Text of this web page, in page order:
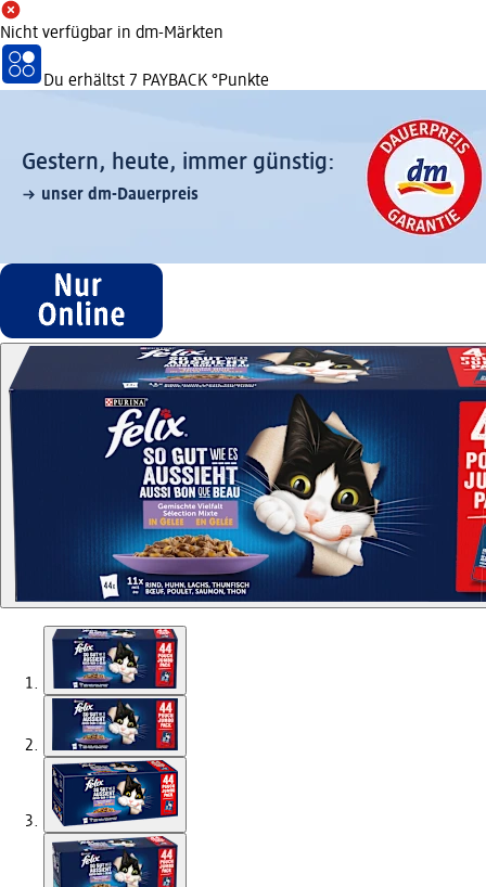
Nicht verfügbar in dm-Märkten
Du erhältst 7 PAYBACK °Punkte
Gestern, heute, immer günstig:
unser dm-Dauerpreis